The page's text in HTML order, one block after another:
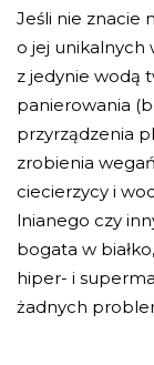
Jeśli nie znacie
o jej unikalnych
z jedynie wodą
panierowania
przyrządzenia
zrobienia
ciecierzycy i
lnianego czy
bogata w
hiper- i
żadnych